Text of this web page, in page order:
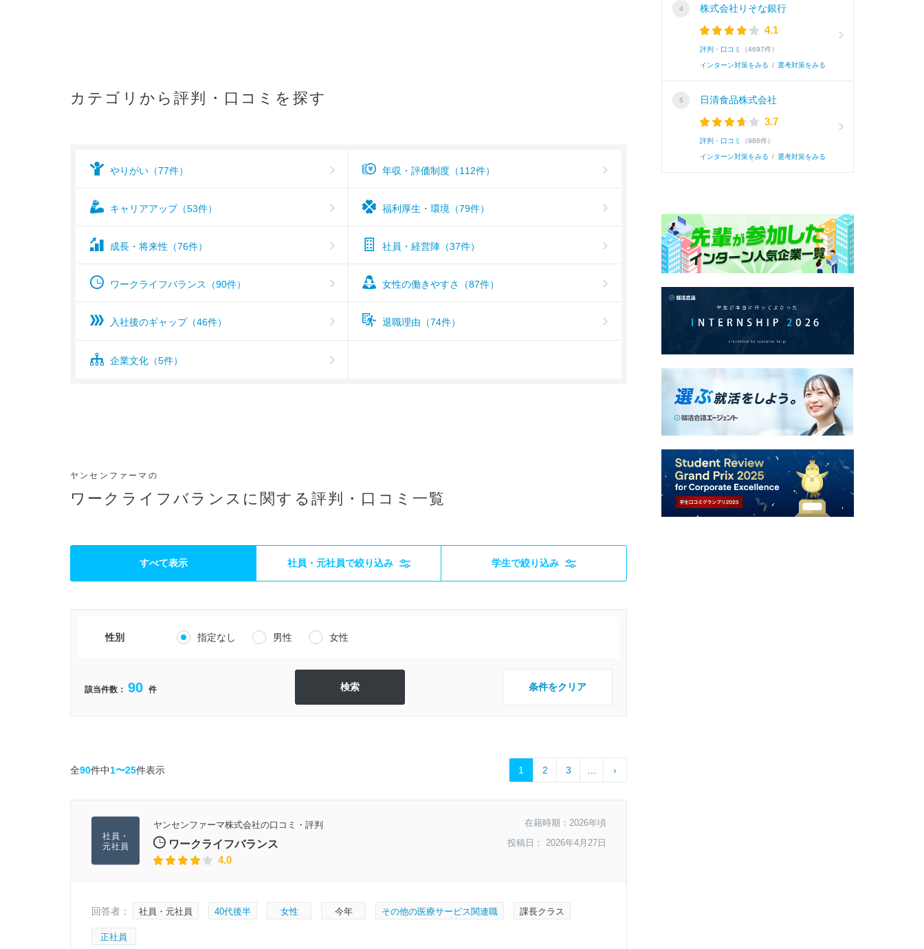
カテゴリから評判・口コミを探す
やりがい（77件） 年収・評価制度（112件）
キャリアアップ（53件） 福利厚生・環境（79件）
成長・将来性（76件） 社員・経営陣（37件）
ワークライフバランス（90件） 女性の働きやすさ（87件）
入社後のギャップ（46件） 退職理由（74件）
企業文化（5件）
ヤンセンファーマの
ワークライフバランスに関する評判・口コミ一覧
すべて表示 社員・元社員で絞り込み 学生で絞り込み
性別 指定なし 男性 女性
該当件数： 90 件 条件をクリア
全90件中1〜25件表示 1 2 3 ›
ヤンセンファーマ株式会社の口コミ・評判
ワークライフバランス
4.0
在籍時期：2026年頃
投稿日： 2026年4月27日
回答者： 社員・元社員 40代後半 女性 今年 その他の医療サービス関連職 課長クラス
正社員
株式会社りそな銀行
4.1
評判・口コミ （4697件）
インターン対策をみる / 選考対策をみる
日清食品株式会社
3.7
評判・口コミ （986件）
インターン対策をみる / 選考対策をみる